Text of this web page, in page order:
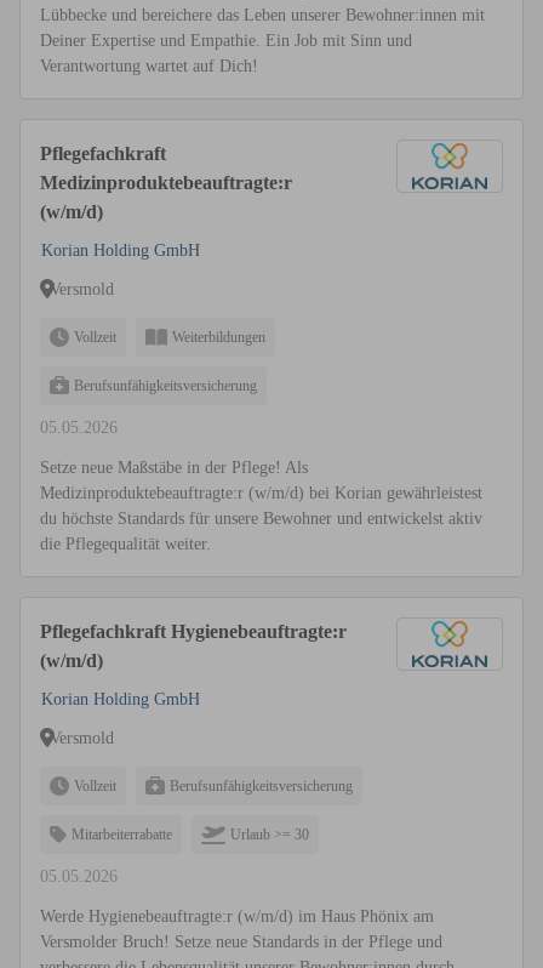
Lübbecke und bereichere das Leben unserer Bewohner:innen mit
Deiner Expertise und Empathie. Ein Job mit Sinn und
Verantwortung wartet auf Dich!
Pflegefachkraft
Medizinproduktebeauftragte:r
(w/m/d)
Korian Holding GmbH
Versmold
Vollzeit Weiterbildungen
Berufsunfähigkeitsversicherung
05.05.2026
Setze neue Maßstäbe in der Pflege! Als
Medizinproduktebeauftragte:r (w/m/d) bei Korian gewährleistest
du höchste Standards für unsere Bewohner und entwickelst aktiv
die Pflegequalität weiter.
Pflegefachkraft Hygienebeauftragte:r
(w/m/d)
Korian Holding GmbH
Versmold
Vollzeit Berufsunfähigkeitsversicherung
Mitarbeiterrabatte Urlaub >= 30
05.05.2026
Werde Hygienebeauftragte:r (w/m/d) im Haus Phönix am
Versmolder Bruch! Setze neue Standards in der Pflege und